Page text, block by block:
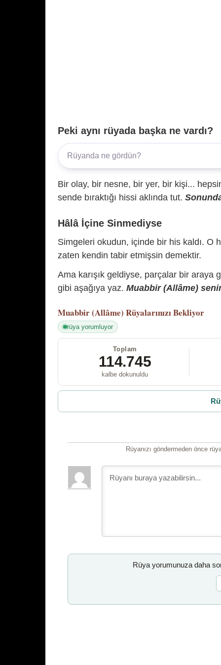
Peki aynı rüyada başka ne vardı?
Bir olay, bir nesne, bir yer, bir kişi...
sende bıraktığı hissi aklında tut.
Hâlâ İçine Sinmediyse
Simgeleri okudun, içinde bir his kaldı. O
zaten kendin tabir etmişsin demektir.
Ama karışık geldiyse, parçalar bir araya
gibi aşağıya yaz. Muabbir (Allâme)
Muabbir (Allâme) Rüyalarınızı Bekliyor
rüya yorumluyor
Toplam
114.745
kalbe dokunuldu
Rüyanızı göndermeden önce
Rüya yorumunuza daha